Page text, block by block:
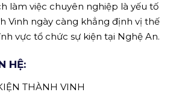
làm việc chuyên nghiệp là yếu tố
Vinh ngày càng khẳng định vị thế
vực tổ chức sự kiện tại Nghệ An.
HỆ:
THÀNH VINH